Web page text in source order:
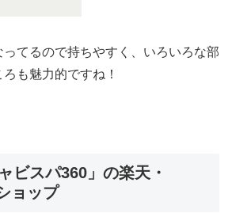
てるので持ちやすく、いろいろな部
も魅力的ですね！
ビスパ360」の楽天・
ョップ